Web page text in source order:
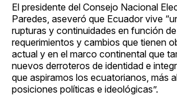
El presidente del Consejo Nacional
Paredes, aseveró que Ecuador vive
rupturas y continuidades en función
requerimientos y cambios que tienen
actual y en el marco continental que
nuevos derroteros de identidad e
que aspiramos los ecuatorianos, más
posiciones políticas e ideológicas”.